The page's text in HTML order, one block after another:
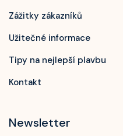
Zážitky zákazníků
Užitečné informace
Tipy na nejlepší plavbu
Kontakt
Newsletter